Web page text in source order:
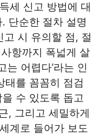
세 신고 방법에 대
단순한 절차 설명
시 유의할 점, 절
항까지 폭넓게 살
는 어렵다’라는 인
태를 꼼꼼히 점검
수 있도록 돕고
, 그리고 세밀하게
계로 들어가 보도